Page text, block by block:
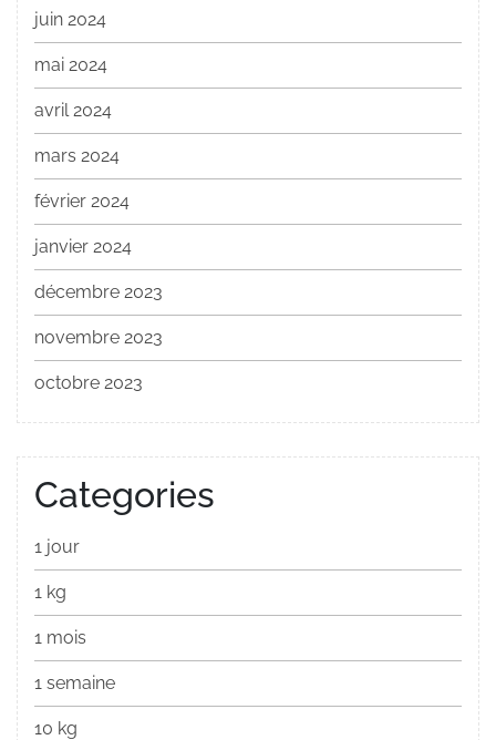
juin 2024
mai 2024
avril 2024
mars 2024
février 2024
janvier 2024
décembre 2023
novembre 2023
octobre 2023
Categories
1 jour
1 kg
1 mois
1 semaine
10 kg